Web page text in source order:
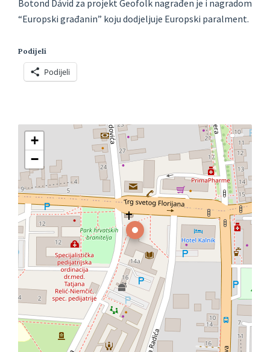
Botond Dávid za projekt Geofolk nagrađen je i nagradom
“Europski građanin” koju dodjeljuje Europski paralment.
Podijeli
Podijeli
+
−